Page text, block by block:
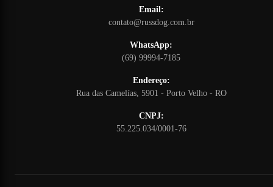
Email:
contato@russdog.com.br
WhatsApp:
(69) 99994-7185
Endereço:
Rua das Camelías, 5901 - Porto Velho - RO
CNPJ:
55.225.034/0001-76